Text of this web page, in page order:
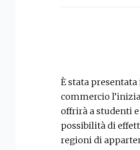
È stata
commercio
offrirà a studenti
possibilità di
regioni di